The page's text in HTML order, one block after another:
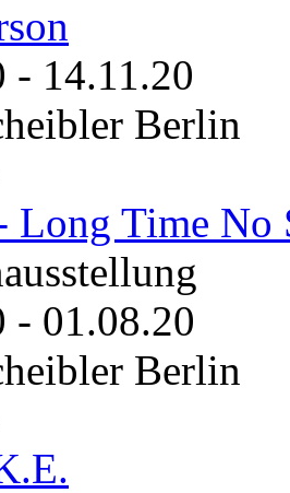
- 14.11.20
Berlin
Long Time No
- 01.08.20
Berlin